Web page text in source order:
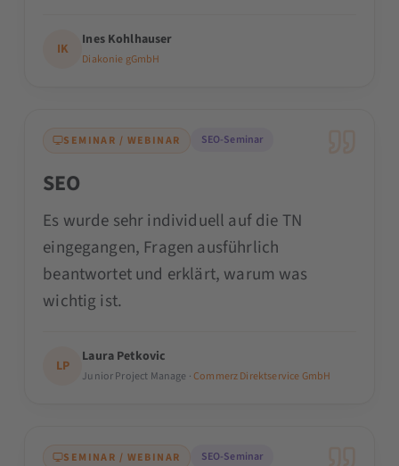
IK
Ines Kohlhauser
Diakonie gGmbH
SEMINAR / WEBINAR SEO-Seminar
SEO
Es wurde sehr individuell auf die TN
eingegangen, Fragen ausführlich
beantwortet und erklärt, warum was
wichtig ist.
LP
Laura Petkovic
Junior Project Manage ·Commerz Direktservice GmbH
SEMINAR / WEBINAR SEO-Seminar